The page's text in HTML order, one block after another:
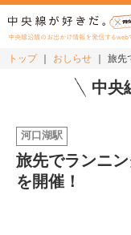
中央線沿線のお出かけ情報を発信するweb
グルメ・カフェ
おでかけ
トップ おしらせ 旅先
中央
河口湖駅
旅先でランニ
を開催！